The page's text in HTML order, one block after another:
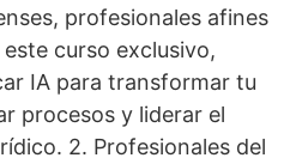
profesionales afines
curso exclusivo,
IA para transformar tu
procesos y liderar el
2. Profesionales del